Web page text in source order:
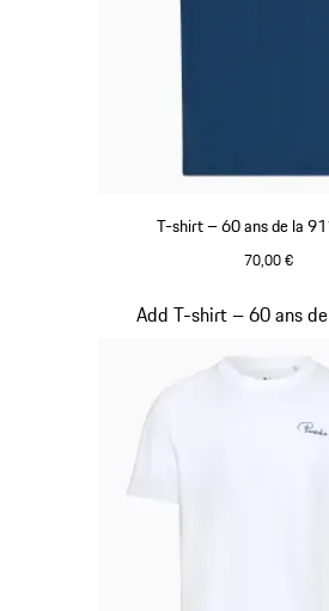
T-shirt – 60 ans de la
70,00 €
Add T-shirt – 60 ans
Diapositive 14 sur 20